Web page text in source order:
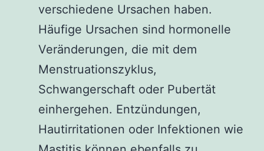
verschiedene Ursachen haben.
Häufige Ursachen sind hormonelle
Veränderungen, die mit dem
Menstruationszyklus,
Schwangerschaft oder Pubertät
einhergehen. Entzündungen,
Hautirritationen oder Infektionen wie